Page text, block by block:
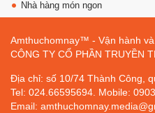
Nhà hàng món ngon
Amthuchomnay™ - Vận hành
CÔNG TY CỔ PHẦN TRUYỀN
Địa chỉ: số 10/74 Thành Công,
Tel: 024.66595694. Mobile:
Email: